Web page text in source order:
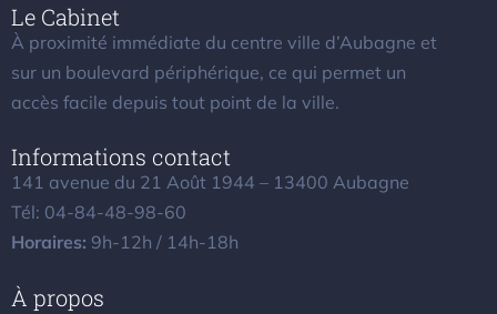
Le Cabinet
À proximité immédiate du centre ville d’Aubagne et
sur un boulevard périphérique, ce qui permet un
accès facile depuis tout point de la ville.
Informations contact
141 avenue du 21 Août 1944 – 13400 Aubagne
Tél: 04-84-48-98-60
Horaires: 9h-12h / 14h-18h
À propos